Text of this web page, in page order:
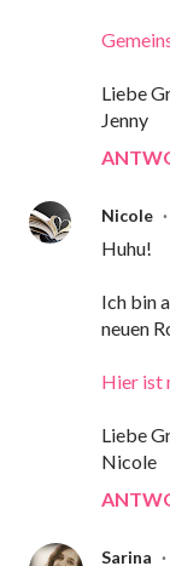
Liebe
Jenny
Nicole
Huhu!
Ich bin
neuen
Hier ist
Liebe
Nicole
Sarina